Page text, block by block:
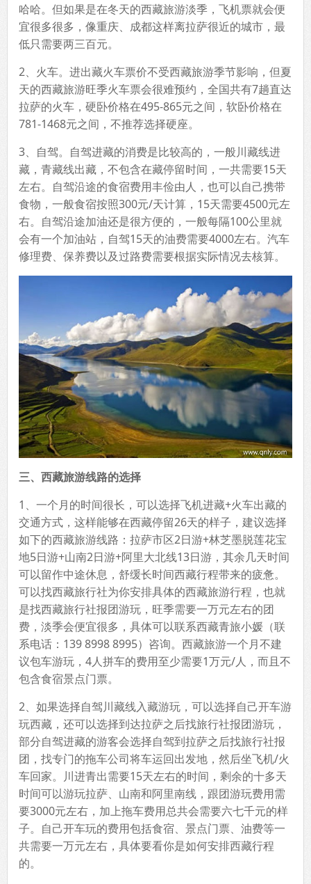
哈哈。但如果是在冬天的西藏旅游淡季，飞机票就会便
宜很多很多，像重庆、成都这样离拉萨很近的城市，最
低只需要两三百元。
2、火车。进出藏火车票价不受西藏旅游季节影响，但夏
天的西藏旅游旺季火车票会很难预约，全国共有7趟直达
拉萨的火车，硬卧价格在495-865元之间，软卧价格在
781-1468元之间，不推荐选择硬座。
3、自驾。自驾进藏的消费是比较高的，一般川藏线进
藏，青藏线出藏，不包含在藏停留时间，一共需要15天
左右。自驾沿途的食宿费用丰俭由人，也可以自己携带
食物，一般食宿按照300元/天计算，15天需要4500元左
右。自驾沿途加油还是很方便的，一般每隔100公里就
会有一个加油站，自驾15天的油费需要4000左右。汽车
修理费、保养费以及过路费需要根据实际情况去核算。
三、西藏旅游线路的选择
1、一个月的时间很长，可以选择飞机进藏+火车出藏的
交通方式，这样能够在西藏停留26天的样子，建议选择
如下的西藏旅游线路：拉萨市区2日游+林芝墨脱莲花宝
地5日游+山南2日游+阿里大北线13日游，其余几天时间
可以留作中途休息，舒缓长时间西藏行程带来的疲惫。
可以找西藏旅行社为你安排具体的西藏旅游行程，也就
是找西藏旅行社报团游玩，旺季需要一万元左右的团
费，淡季会便宜很多，具体可以联系西藏青旅小媛（联
系电话：139 8998 8995）咨询。西藏旅游一个月不建
议包车游玩，4人拼车的费用至少需要1万元/人，而且不
包含食宿景点门票。
2、如果选择自驾川藏线入藏游玩，可以选择自己开车游
玩西藏，还可以选择到达拉萨之后找旅行社报团游玩，
部分自驾进藏的游客会选择自驾到拉萨之后找旅行社报
团，找专门的拖车公司将车运回出发地，然后坐飞机/火
车回家。川进青出需要15天左右的时间，剩余的十多天
时间可以游玩拉萨、山南和阿里南线，跟团游玩费用需
要3000元左右，加上拖车费用总共会需要六七千元的样
子。自己开车玩的费用包括食宿、景点门票、油费等一
共需要一万元左右，具体要看你是如何安排西藏行程
的。